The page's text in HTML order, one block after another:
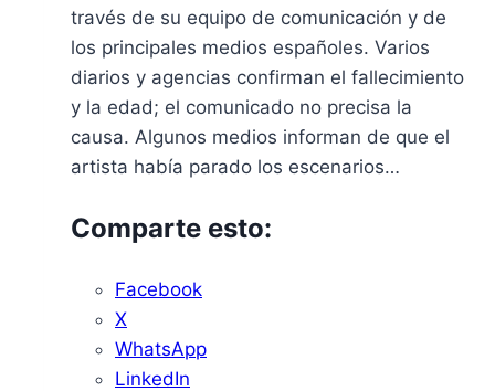
la
precaución
través de su equipo de comunicación y de
los principales medios españoles. Varios
diarios y agencias confirman el fallecimiento
y la edad; el comunicado no precisa la
causa. Algunos medios informan de que el
artista había parado los escenarios…
Comparte esto:
Facebook
X
WhatsApp
LinkedIn